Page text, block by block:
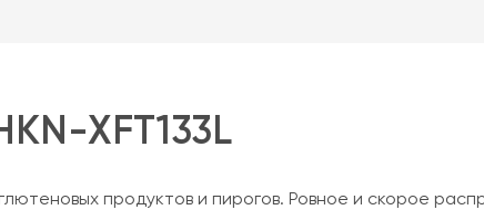
XFT133L
продуктов и пирогов. Ровное и скорое